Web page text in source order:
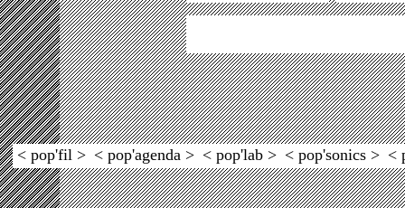
< pop'fil > < pop'agenda > < pop'lab > < pop'sonics > <